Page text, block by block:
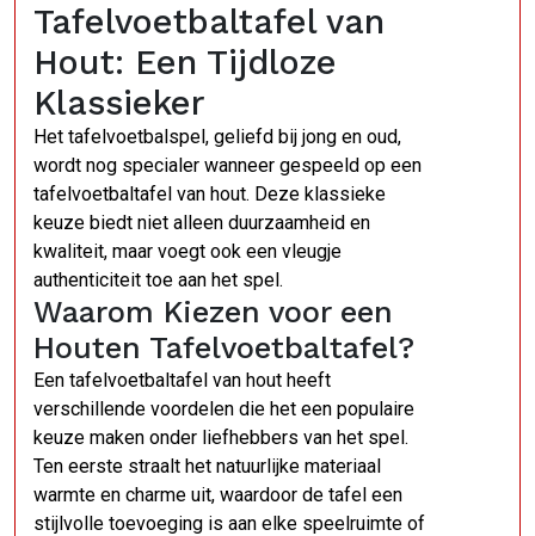
Tafelvoetbaltafel van
Hout: Een Tijdloze
Klassieker
Het tafelvoetbalspel, geliefd bij jong en oud,
wordt nog specialer wanneer gespeeld op een
tafelvoetbaltafel van hout. Deze klassieke
keuze biedt niet alleen duurzaamheid en
kwaliteit, maar voegt ook een vleugje
authenticiteit toe aan het spel.
Waarom Kiezen voor een
Houten Tafelvoetbaltafel?
Een tafelvoetbaltafel van hout heeft
verschillende voordelen die het een populaire
keuze maken onder liefhebbers van het spel.
Ten eerste straalt het natuurlijke materiaal
warmte en charme uit, waardoor de tafel een
stijlvolle toevoeging is aan elke speelruimte of